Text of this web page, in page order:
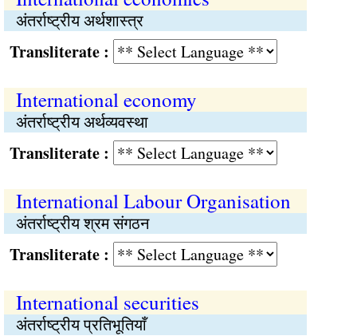
अंतर्राष्ट्रीय अर्थशास्त्र
:
International economy
अंतर्राष्ट्रीय अर्थव्यवस्था
:
International Labour Organisation
अंतर्राष्ट्रीय श्रम संगठन
:
International securities
अंतर्राष्ट्रीय प्रतिभूतियाँ